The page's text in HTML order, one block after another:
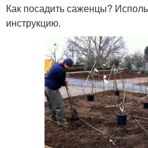
Как посадить саженцы?
инструкцию.